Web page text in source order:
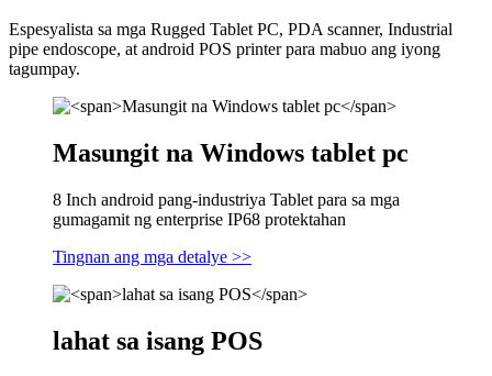
Espesyalista sa mga Rugged Tablet PC, PDA scanner, Industrial
pipe endoscope, at android POS printer para mabuo ang iyong
tagumpay.
Masungit na Windows tablet pc
8 Inch android pang-industriya Tablet para sa mga
gumagamit ng enterprise IP68 protektahan
Tingnan ang mga detalye >>
lahat sa isang POS